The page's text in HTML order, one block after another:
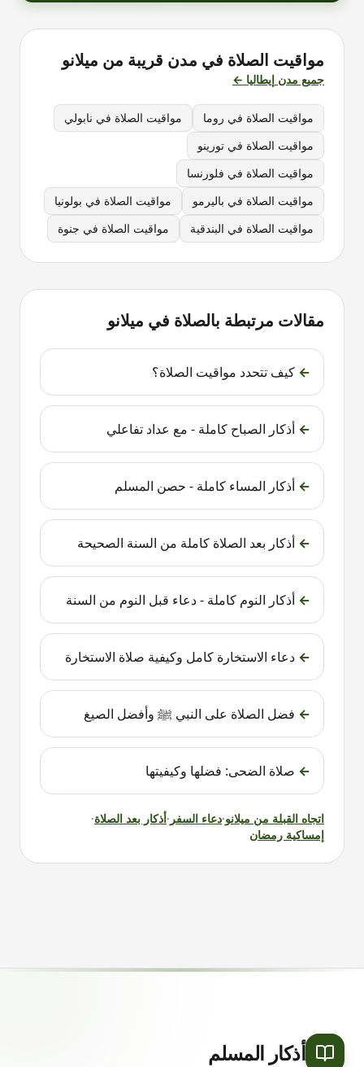
مواقيت الصلاة في مدن قريبة من ميلانو
جميع مدن إيطاليا ←
مواقيت الصلاة في روما مواقيت الصلاة في نابولي
مواقيت الصلاة في تورينو
مواقيت الصلاة في فلورنسا
مواقيت الصلاة في باليرمو مواقيت الصلاة في بولونيا
مواقيت الصلاة في البندقية مواقيت الصلاة في جنوة
مقالات مرتبطة بالصلاة في ميلانو
← كيف تتحدد مواقيت الصلاة؟
← أذكار الصباح كاملة - مع عداد تفاعلي
← أذكار المساء كاملة - حصن المسلم
← أذكار بعد الصلاة كاملة من السنة الصحيحة
← أذكار النوم كاملة - دعاء قبل النوم من السنة
← دعاء الاستخارة كامل وكيفية صلاة الاستخارة
← فضل الصلاة على النبي ﷺ وأفضل الصيغ
← صلاة الضحى: فضلها وكيفيتها
اتجاه القبلة من ميلانو·دعاء السفر ·أذكار بعد الصلاة·
إمساكية رمضان
أذكار المسلم